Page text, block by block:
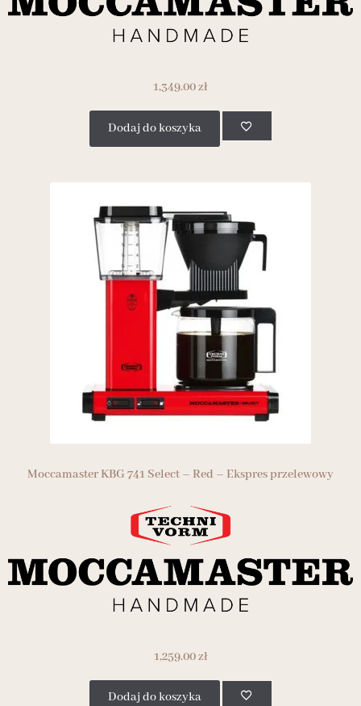
1,349.00zł
Dodaj do koszyka
Moccamaster KBG 741 Select – Red – Ekspres przelewowy
1,259.00zł
Dodaj do koszyka